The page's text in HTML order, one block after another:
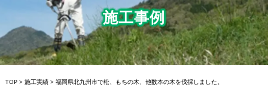
施工事例
TOP> 施工実績> 福岡県北九州市で松、もちの木、他数本の木を伐採しました。